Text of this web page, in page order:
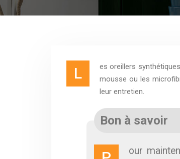
L
es oreillers
mousse ou les
leur entretien.
Bon à savoir
our